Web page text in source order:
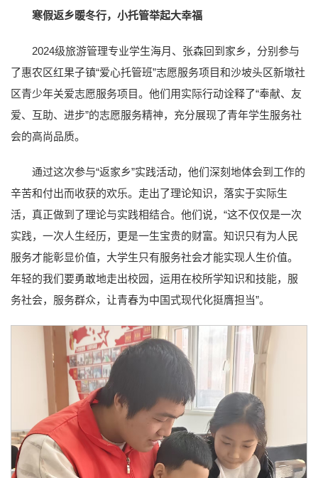
寒假返乡暖冬行，小托管举起大幸福
2024级旅游管理专业学生海月、张森回到家乡，分别参与
了惠农区红果子镇“爱心托管班”志愿服务项目和沙坡头区新墩社
区青少年关爱志愿服务项目。他们用实际行动诠释了“奉献、友
爱、互助、进步”的志愿服务精神，充分展现了青年学生服务社
会的高尚品质。
通过这次参与“返家乡”实践活动，他们深刻地体会到工作的
辛苦和付出而收获的欢乐。走出了理论知识，落实于实际生
活，真正做到了理论与实践相结合。他们说，“这不仅仅是一次
实践，一次人生经历，更是一生宝贵的财富。知识只有为人民
服务才能彰显价值，大学生只有服务社会才能实现人生价值。
年轻的我们要勇敢地走出校园，运用在校所学知识和技能，服
务社会，服务群众，让青春为中国式现代化挺膺担当”。